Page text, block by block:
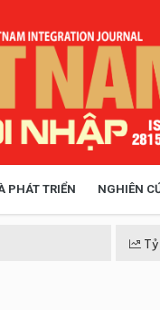
PHÁT TRIỂN NGHIÊN